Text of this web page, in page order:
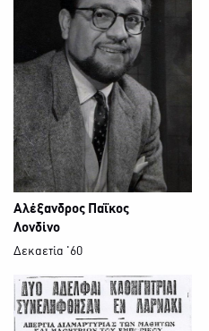
Αλέξανδρος Παΐκος
Λονδίνο
Δεκαετία '60